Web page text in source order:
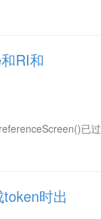
RI和
已过
时出